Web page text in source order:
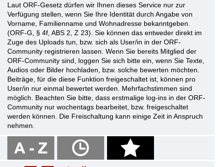
Laut ORF-Gesetz dürfen wir Ihnen dieses Service nur zur
Verfügung stellen, wenn Sie Ihre Identität durch Angabe von
Vorname, Familienname und Wohnadresse bekanntgeben.
(ORF-G, § 4f, ABS 2, Z 23). Sie können das entweder direkt im
Zuge des Uploads tun, bzw. sich als User/in in der ORF-
Community registrieren lassen. Wenn Sie bereits Mitglied der
ORF-Community sind, loggen Sie sich bitte ein, wenn Sie Texte,
Audios oder Bilder hochladen, bzw. solche bewerten möchten.
Beiträge, für die diese Funktion freigeschaltet ist, können pro
User/in nur einmal bewertet werden. Mehrfachstimmen sind
möglich. Beachten Sie bitte, dass erstmalige log-ins in der ORF-
Community nur wochentags bearbeitet, bzw. freigeschaltet
werden können. Die Freischaltung kann einige Zeit in Anspruch
nehmen.